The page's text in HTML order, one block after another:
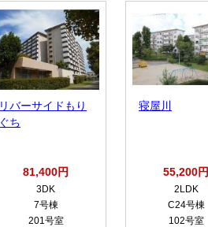
リバーサイドもり
ぐち
81,400円
3DK
7号棟
201号室
寝屋川
55,200円
2LDK
C24号棟
102号室